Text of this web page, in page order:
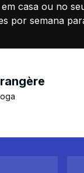
casa ou no
por semana